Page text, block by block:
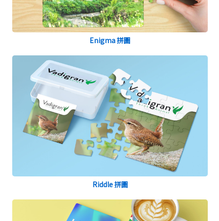
Enigma 拼圖
Riddle 拼圖